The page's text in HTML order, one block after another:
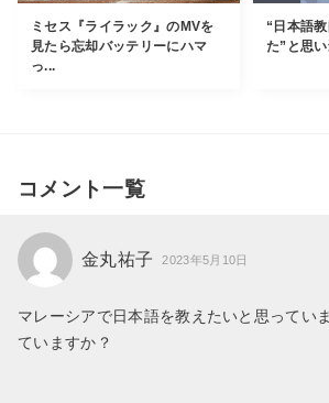
ミセス『ライラック』のMVを
見たら忘却バッテリーにハマ
っ...
“日本語
た”と思
コメント一覧
金丸祐子 2023年5月10日
マレーシアで日本語を教えたいと思ってい
ていますか？